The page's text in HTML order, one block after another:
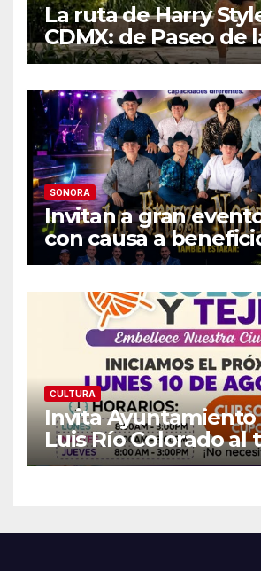
La ruta de Harry
CDMX: de Paseo de
Reforma a los tacos
SONORA
Invitan a gran
con causa a
Fundación
CULTURA
Invita Ayuntamiento
Luis Río Colorado al
gratuito «Arte, Color